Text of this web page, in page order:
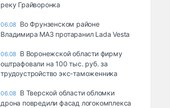
реку Грайворонка
06.08 Во Фрунзенском районе
Владимира МАЗ протаранил Lada Vesta
06.08 В Воронежской области фирму
оштрафовали на 100 тыс. руб. за
трудоустройство экс-таможенника
06.08 В Тверской области обломки
дрона повредили фасад логокомплекса